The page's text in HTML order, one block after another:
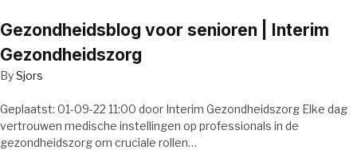
Gezondheidsblog voor senioren | Interim
Gezondheidszorg
BySjors
Geplaatst: 01-09-22 11:00 door Interim Gezondheidszorg Elke dag
vertrouwen medische instellingen op professionals in de
gezondheidszorg om cruciale rollen…